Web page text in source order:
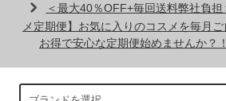
＜最大40％OFF+毎回送料弊社負
メ定期便】お気に入りのコスメを毎月ご
お得で安心な定期便始めませんか？